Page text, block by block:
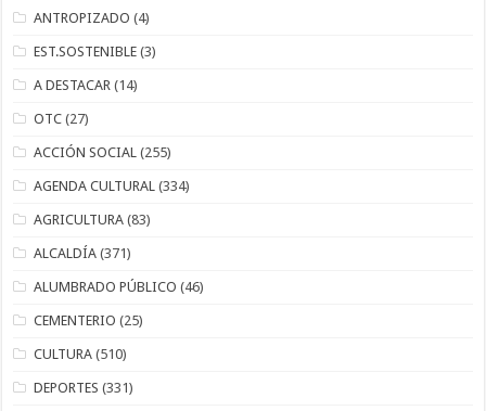
ANTROPIZADO (4)
EST.SOSTENIBLE (3)
A DESTACAR (14)
OTC (27)
ACCIÓN SOCIAL (255)
AGENDA CULTURAL (334)
AGRICULTURA (83)
ALCALDÍA (371)
ALUMBRADO PÚBLICO (46)
CEMENTERIO (25)
CULTURA (510)
DEPORTES (331)